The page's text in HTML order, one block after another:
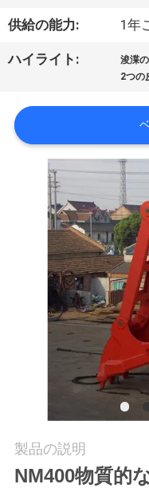
わ
た
た
ち
ー
供給の能力: 1年
ハイライト: 浚渫
2つの
製品の説明
NM400物質的